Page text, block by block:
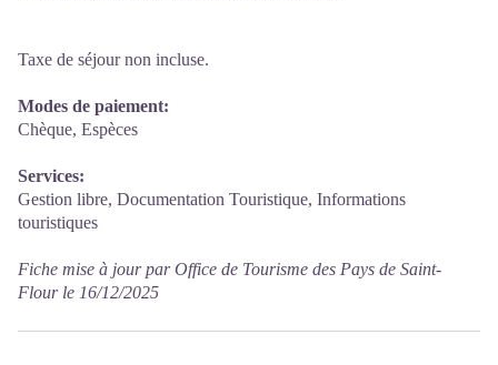
Taxe de séjour non incluse.
Modes de paiement:
Chèque, Espèces
Services:
Gestion libre, Documentation Touristique, Informations
touristiques
Fiche mise à jour par Office de Tourisme des Pays de Saint-
Flour le 16/12/2025